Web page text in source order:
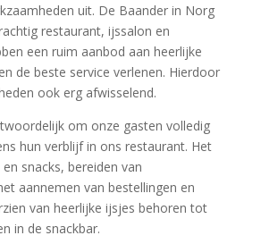
uit. De Baander in Norg
restaurant, ijssalon en
een ruim aanbod aan heerlijke
de beste service verlenen. Hierdoor
ook erg afwisselend.
om onze gasten volledig
hun verblijf in ons restaurant. Het
snacks, bereiden van
aannemen van bestellingen en
van heerlijke ijsjes behoren tot
in de snackbar.